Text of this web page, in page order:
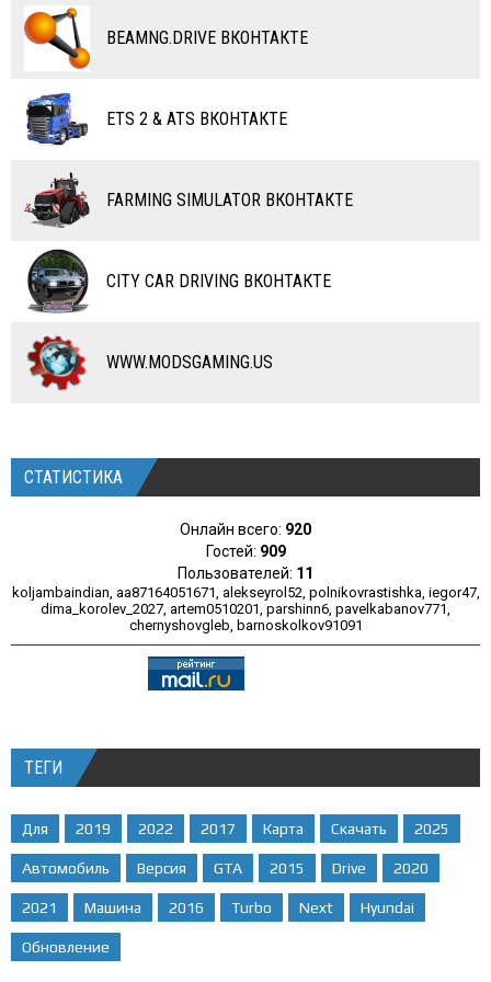
ВОДНЫЙ ТРАНСПОРТ
САМОЛЕТЫ
RC ТРАНСПОРТ
КАРТЫ
ЧИТЫ
ПРОГРАММЫ
РАЗНОЕ
BEAMNG.DRIVE ВКОНТАКТЕ
ETS 2 & ATS ВКОНТАКТЕ
FARMING SIMULATOR ВКОНТАКТЕ
CITY CAR DRIVING ВКОНТАКТЕ
WWW.MODSGAMING.US
СТАТИСТИКА
Онлайн всего: 920
Гостей: 909
Пользователей: 11
koljambaindian, aa87164051671, alekseyrol52, polnikovrastishka, iegor47,
dima_korolev_2027, artem0510201, parshinn6, pavelkabanov771,
chernyshovgleb, barnoskolkov91091
ТЕГИ
Для 2019 2022 2017 Карта Скачать 2025
Автомобиль Версия GTA 2015 Drive 2020
2021 Машина 2016 Turbo Next Hyundai
Обновление